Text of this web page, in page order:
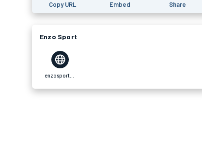
Copy URL Embed Share
Enzo Sport